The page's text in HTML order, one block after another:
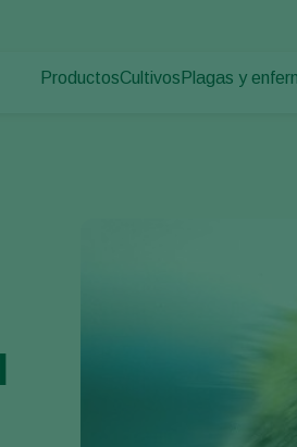
ProductosCultivos Plagas y